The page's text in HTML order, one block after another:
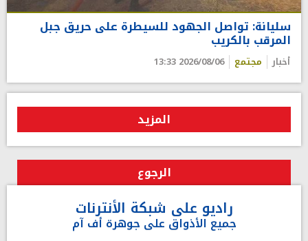
سليانة: تواصل الجهود للسيطرة على حريق جبل
المرقب بالكريب
أخبار مجتمع 2026/08/06 13:33
المزيد
الرجوع
راديو على شبكة الأنترنات
جميع الأذواق على جوهرة أف آم